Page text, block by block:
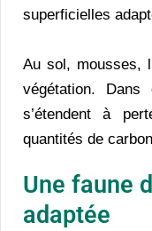
superficielles
Au sol, mousses,
végétation. Dans
s’étendent à
quantités de
Une faune
adaptée